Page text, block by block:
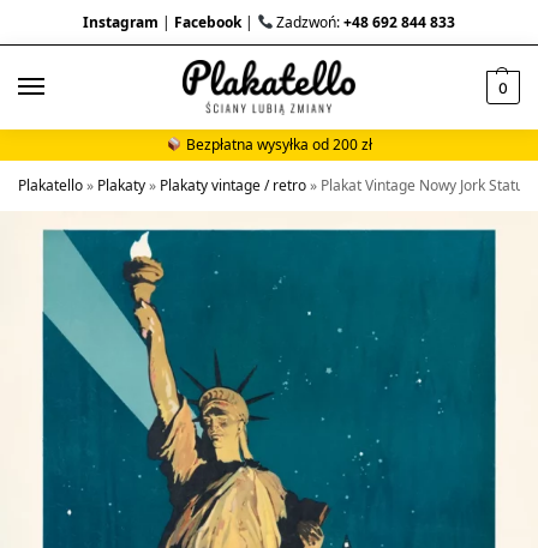
Instagram | Facebook| Zadzwoń:+48 692 844 833
0
Bezpłatna wysyłka od 200 zł
Plakatello» Plakaty» Plakaty vintage / retro» Plakat Vintage Nowy Jork